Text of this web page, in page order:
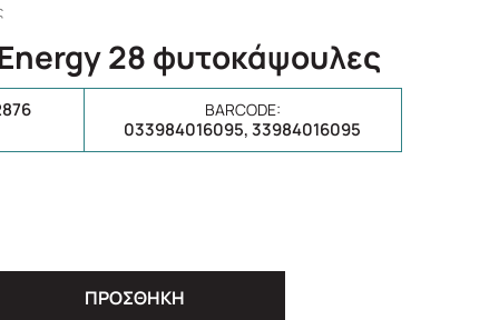
28 φυτοκάψουλες
BARCODE:
033984016095, 33984016095
ΠΡΟΣΘΗΚΗ